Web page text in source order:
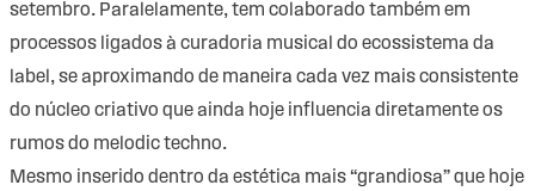
setembro. Paralelamente, tem colaborado também em
processos ligados à curadoria musical do ecossistema da
label, se aproximando de maneira cada vez mais consistente
do núcleo criativo que ainda hoje influencia diretamente os
rumos do melodic techno.
Mesmo inserido dentro da estética mais “grandiosa” que hoje